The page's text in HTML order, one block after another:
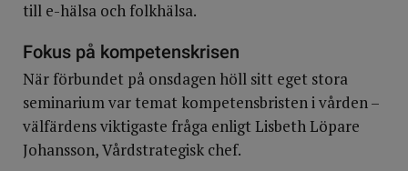
till e-hälsa och folkhälsa.
Fokus på kompetenskrisen
När förbundet på onsdagen höll sitt eget stora
seminarium var temat kompetensbristen i vården –
välfärdens viktigaste fråga enligt Lisbeth Löpare
Johansson, Vårdstrategisk chef.